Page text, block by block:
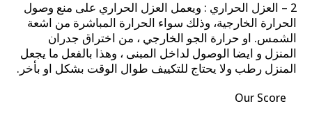
2 – العزل الحراري : ويعمل العزل الحراري على منع وصول
الحرارة الخارجية، وذلك سواء الحرارة المباشرة من اشعة
الشمس. او حرارة الجو الخارجي ، من اختراق جدران
المنزل و ايضا الوصول لداخل المبنى ، وهذا بالفعل ما يجعل
المنزل رطب ولا يحتاج للتكييف طوال الوقت بشكل او بأخر.
Our Score